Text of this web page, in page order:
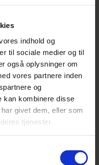
indhold og
til sociale medier og til
også oplysninger om
vores partnere inden
og
kan kombinere disse
givet dem, eller som
tjenester.
speciale i
Indrykket i dag